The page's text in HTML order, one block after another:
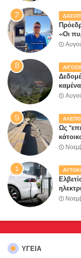
«Οι
Ως
ΥΓΕΙΑ